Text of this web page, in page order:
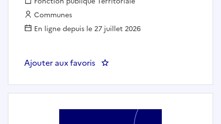
Employeur :
Communes
En ligne depuis le 27 juillet 2026
Ajouter aux favoris : Professeur d'art dramatique -